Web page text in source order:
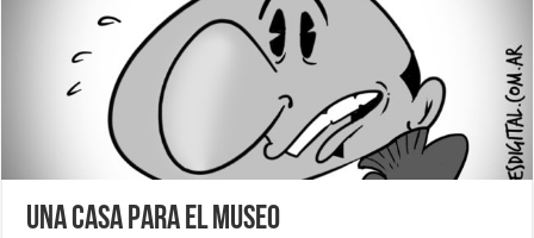
Una casa para el museo